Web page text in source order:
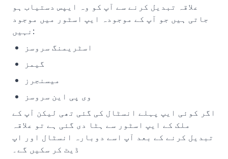
علاقہ تبدیل کرنے سے آپ کو وہ ایپس دستیاب ہو
جاتی ہیں جو آپ کے موجودہ ایپ اسٹور میں موجود
نہیں:
اسٹریمنگ سروسز
گیمز
میسنجرز
وی پی این سروسز
اگر کوئی ایپ پہلے انسٹال کی گئی تھی لیکن آپ کے
ملک کے ایپ اسٹور سے ہٹا دی گئی ہے تو علاقہ
تبدیل کرنے کے بعد آپ اسے دوبارہ انسٹال اور اپ
ڈیٹ کر سکیں گے۔